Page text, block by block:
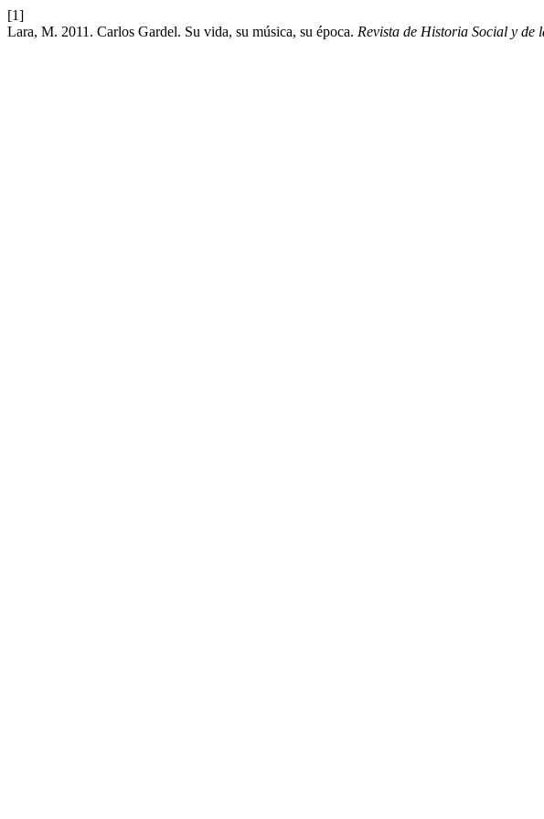
[1]
Lara, M. 2011. Carlos Gardel. Su vida, su música, su época. Revista de Historia Social y de